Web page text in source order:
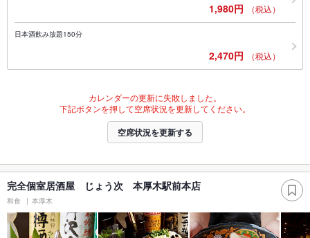
1,980円 （税込）
日本酒飲み放題150分
2,470円 （税込）
カレンダーの更新に失敗しました。
下記ボタンを押して空席状況を更新してください。
空席状況を更新する
完全個室居酒屋 じょう次 本厚木駅前本店
和食 本厚木